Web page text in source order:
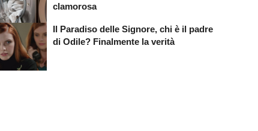
clamorosa
Il Paradiso delle Signore, chi è il padre
di Odile? Finalmente la verità